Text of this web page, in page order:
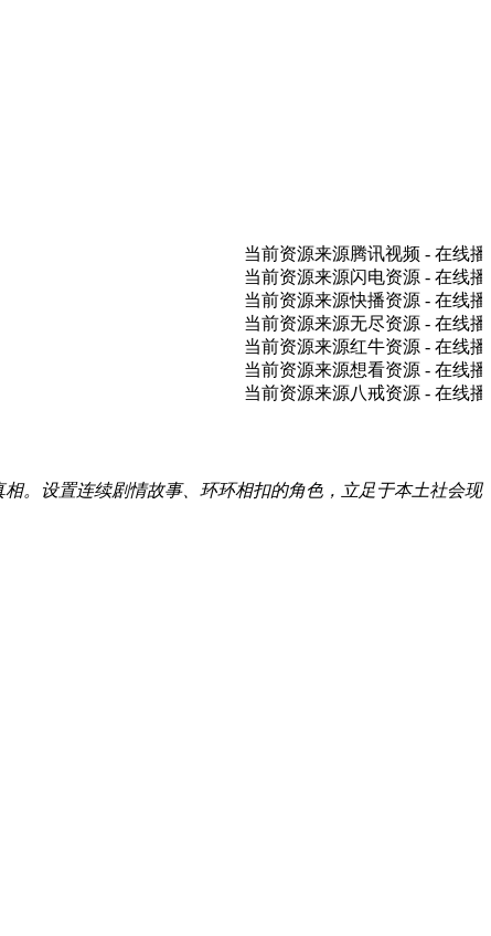
当前资源来源腾讯视频- 在线播放,无
当前资源来源闪电资源- 在线播放,无
当前资源来源快播资源- 在线播放,无
当前资源来源无尽资源- 在线播放,无
当前资源来源红牛资源- 在线播放,无
当前资源来源想看资源- 在线播放,无
当前资源来源八戒资源- 在线播放,无
。设置连续剧情故事、环环相扣的角色，立足于本土社会现